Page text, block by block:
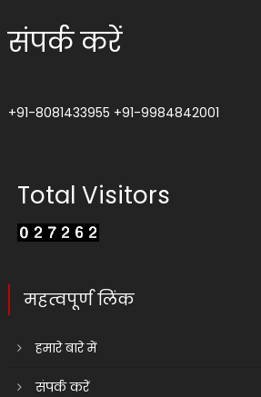
संपर्क करें
+91-8081433955 +91-9984842001
Total Visitors
महत्वपूर्ण लिंक
हमारे बारे में
संपर्क करें